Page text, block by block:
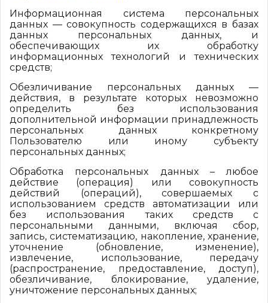
Информационная система персональных
данных — совокупность содержащихся в базах
данных персональных данных, и
обеспечивающих их обработку
информационных технологий и технических
средств;
Обезличивание персональных данных —
действия, в результате которых невозможно
определить без использования
дополнительной информации принадлежность
персональных данных конкретному
Пользователю или иному субъекту
персональных данных;
Обработка персональных данных – любое
действие (операция) или совокупность
действий (операций), совершаемых с
использованием средств автоматизации или
без использования таких средств с
персональными данными, включая сбор,
запись, систематизацию, накопление, хранение,
уточнение (обновление, изменение),
извлечение, использование, передачу
(распространение, предоставление, доступ),
обезличивание, блокирование, удаление,
уничтожение персональных данных;